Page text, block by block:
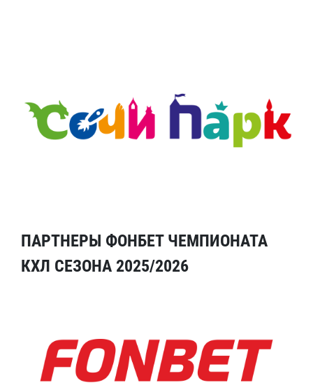
ПАРТНЕРЫ ФОНБЕТ ЧЕМПИОНАТА
КХЛ СЕЗОНА 2025/2026